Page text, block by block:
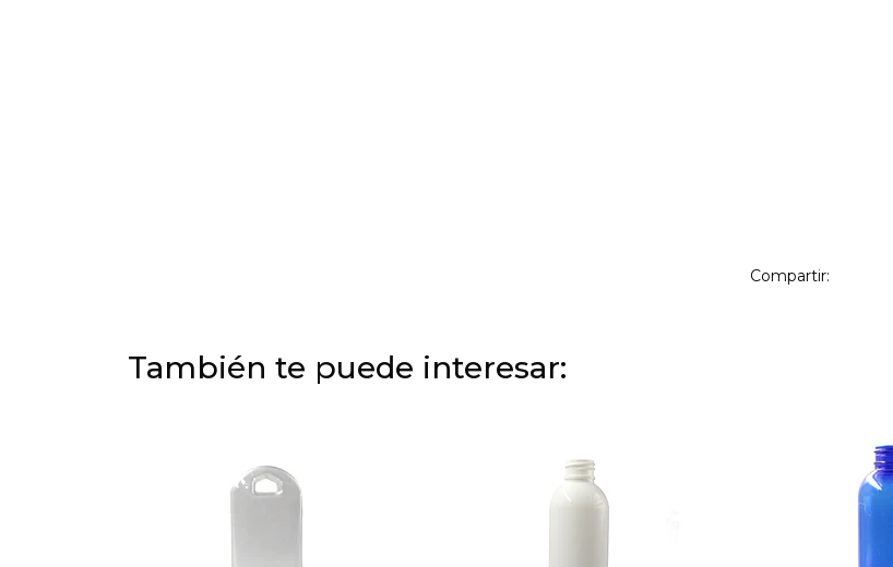
Compartir:
También te puede interesar: